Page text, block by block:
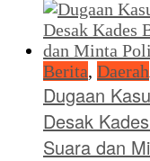
Berita, Daerah
Dugaan
Desak
Suara dan